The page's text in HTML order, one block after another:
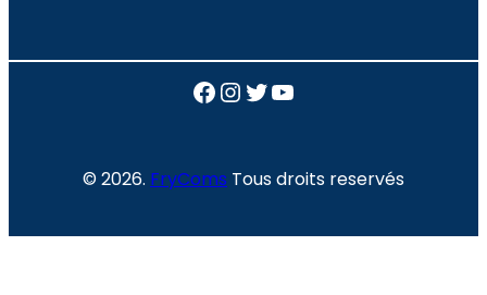
Facebook
Instagram
Twitter
YouTube
© 2026. FryComs Tous droits reservés